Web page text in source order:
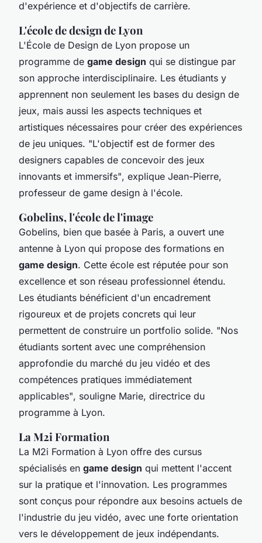
d'expérience et d'objectifs de carrière.
L'école de design de Lyon
L'École de Design de Lyon propose un
programme de game design qui se distingue par
son approche interdisciplinaire. Les étudiants y
apprennent non seulement les bases du design de
jeux, mais aussi les aspects techniques et
artistiques nécessaires pour créer des expériences
de jeu uniques. "L'objectif est de former des
designers capables de concevoir des jeux
innovants et immersifs", explique Jean-Pierre,
professeur de game design à l'école.
Gobelins, l'école de l'image
Gobelins, bien que basée à Paris, a ouvert une
antenne à Lyon qui propose des formations en
game design. Cette école est réputée pour son
excellence et son réseau professionnel étendu.
Les étudiants bénéficient d'un encadrement
rigoureux et de projets concrets qui leur
permettent de construire un portfolio solide. "Nos
étudiants sortent avec une compréhension
approfondie du marché du jeu vidéo et des
compétences pratiques immédiatement
applicables", souligne Marie, directrice du
programme à Lyon.
La M2i Formation
La M2i Formation à Lyon offre des cursus
spécialisés en game design qui mettent l'accent
sur la pratique et l'innovation. Les programmes
sont conçus pour répondre aux besoins actuels de
l'industrie du jeu vidéo, avec une forte orientation
vers le développement de jeux indépendants.